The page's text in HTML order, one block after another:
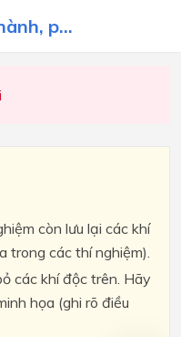
p...
còn lưu lại các khí
trong các thí nghiệm).
các khí độc trên. Hãy
họa (ghi rõ điều